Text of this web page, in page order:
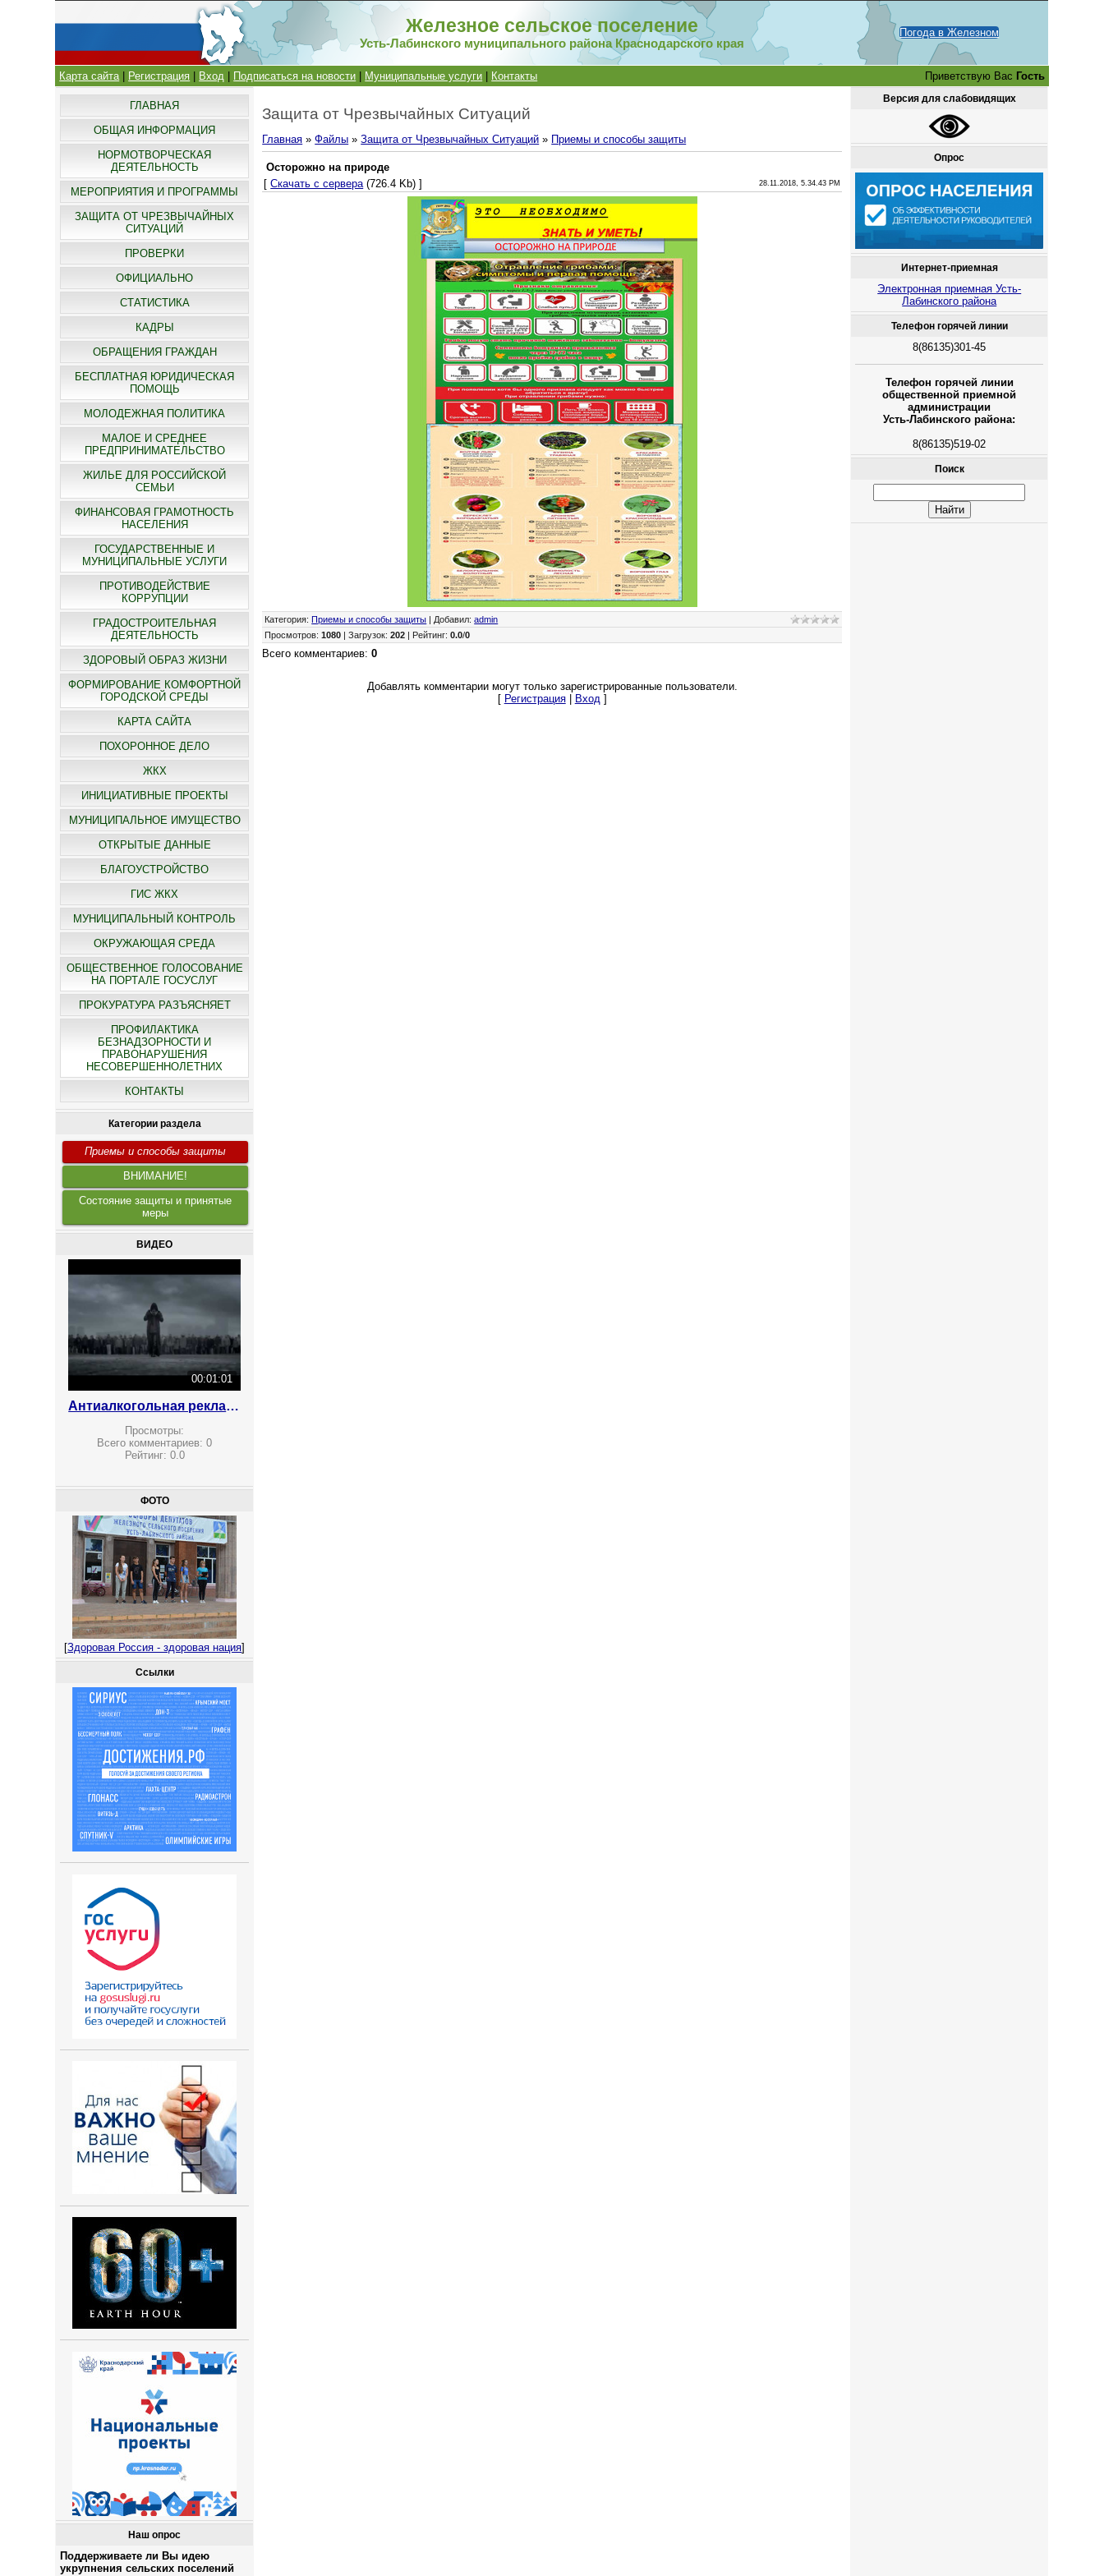
Железное сельское поселение
Усть-Лабинского муниципального района Краснодарского края
Погода в Железном
Карта сайта| Регистрация Вход Подписаться на новости Муниципальные услуги Контакты Приветствую Вас Гость
ГЛАВНАЯ
ОБЩАЯ ИНФОРМАЦИЯ
НОРМОТВОРЧЕСКАЯ
ДЕЯТЕЛЬНОСТЬ
МЕРОПРИЯТИЯ И ПРОГРАММЫ
ЗАЩИТА ОТ ЧРЕЗВЫЧАЙНЫХ
СИТУАЦИЙ
ПРОВЕРКИ
ОФИЦИАЛЬНО
СТАТИСТИКА
КАДРЫ
ОБРАЩЕНИЯ ГРАЖДАН
БЕСПЛАТНАЯ ЮРИДИЧЕСКАЯ
ПОМОЩЬ
МОЛОДЕЖНАЯ ПОЛИТИКА
МАЛОЕ И СРЕДНЕЕ
ПРЕДПРИНИМАТЕЛЬСТВО
ЖИЛЬЕ ДЛЯ РОССИЙСКОЙ
СЕМЬИ
ФИНАНСОВАЯ ГРАМОТНОСТЬ
НАСЕЛЕНИЯ
ГОСУДАРСТВЕННЫЕ И
МУНИЦИПАЛЬНЫЕ УСЛУГИ
ПРОТИВОДЕЙСТВИЕ
КОРРУПЦИИ
ГРАДОСТРОИТЕЛЬНАЯ
ДЕЯТЕЛЬНОСТЬ
ЗДОРОВЫЙ ОБРАЗ ЖИЗНИ
ФОРМИРОВАНИЕ КОМФОРТНОЙ
ГОРОДСКОЙ СРЕДЫ
КАРТА САЙТА
ПОХОРОННОЕ ДЕЛО
ЖКХ
ИНИЦИАТИВНЫЕ ПРОЕКТЫ
МУНИЦИПАЛЬНОЕ ИМУЩЕСТВО
ОТКРЫТЫЕ ДАННЫЕ
БЛАГОУСТРОЙСТВО
ГИС ЖКХ
МУНИЦИПАЛЬНЫЙ КОНТРОЛЬ
ОКРУЖАЮЩАЯ СРЕДА
ОБЩЕСТВЕННОЕ ГОЛОСОВАНИЕ
НА ПОРТАЛЕ ГОСУСЛУГ
ПРОКУРАТУРА РАЗЪЯСНЯЕТ
ПРОФИЛАКТИКА
БЕЗНАДЗОРНОСТИ И
ПРАВОНАРУШЕНИЯ
НЕСОВЕРШЕННОЛЕТНИХ
КОНТАКТЫ
Категории раздела
Приемы и способы защиты
ВНИМАНИЕ!
Состояние защиты и принятые
меры
ВИДЕО
00:01:01
Антиалкогольная реклама
Просмотры:
Всего комментариев:0
Рейтинг: 0.0
ФОТО
[Здоровая Россия - здоровая нация]
Ссылки
Наш опрос
Поддерживаете ли Вы идею
укрупнения сельских поселений
Защита от Чрезвычайных Ситуаций
Главная »Файлы »Защита от Чрезвычайных Ситуаций » Приемы и способы защиты
Осторожно на природе
[Скачать с сервера(726.4 Kb) ] 28.11.2018, 5.34.43 PM
Категория: Приемы и способы защиты Добавил:admin
Просмотров:1080 |Загрузок:202 Рейтинг:0.0/0
Всего комментариев:0
Добавлять комментарии могут только зарегистрированные пользователи.
[ Регистрация| Вход]
Версия для слабовидящих
Опрос
Интернет-приемная
Электронная приемная Усть-
Лабинского района
Телефон горячей линии
8(86135)301-45
Телефон горячей линии
общественной приемной
администрации
Усть-Лабинского района:
8(86135)519-02
Поиск